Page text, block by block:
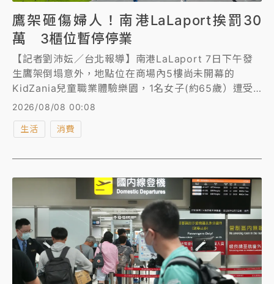
鷹架砸傷婦人！南港LaLaport挨罰30
萬 3櫃位暫停停業
【記者劉沛妘／台北報導】南港LaLaport 7日下午發
生鷹架倒塌意外，地點位在商場內5樓尚未開幕的
KidZania兒童職業體驗樂園，1名女子(約65歲）遭受
波及，後腦紅腫，意識清楚送內湖三總包紮。對此，建
管處前往勘查後，認定有公共安全疑慮，涉嫌違反建築
法，將對使用人開罰最高30萬元並限期改善。南港
需求，3F櫃位3櫃位暫停營業。
2026/08/08 00:08
生活 消費